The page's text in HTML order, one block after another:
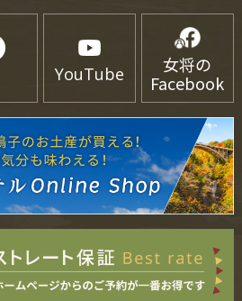
YouTube
女将の
Facebook